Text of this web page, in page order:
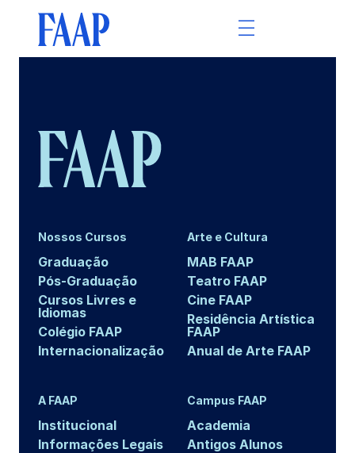
Nossos Cursos
Graduação
Pós-Graduação
Cursos Livres e
Idiomas
Colégio FAAP
Internacionalização
Arte e Cultura
MAB FAAP
Teatro FAAP
Cine FAAP
Residência Artística
FAAP
Anual de Arte FAAP
A FAAP
Institucional
Informações Legais
Campus FAAP
Academia
Antigos Alunos